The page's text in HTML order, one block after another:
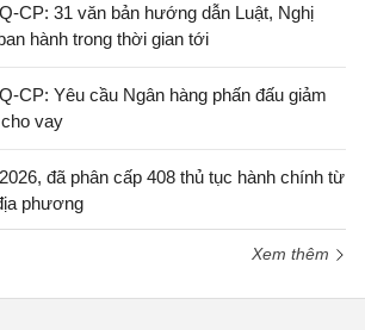
CP: 31 văn bản hướng dẫn Luật, Nghị
hành trong thời gian tới
CP: Yêu cầu Ngân hàng phấn đấu giảm
vay
đã phân cấp 408 thủ tục hành chính từ
phương
Xem thêm